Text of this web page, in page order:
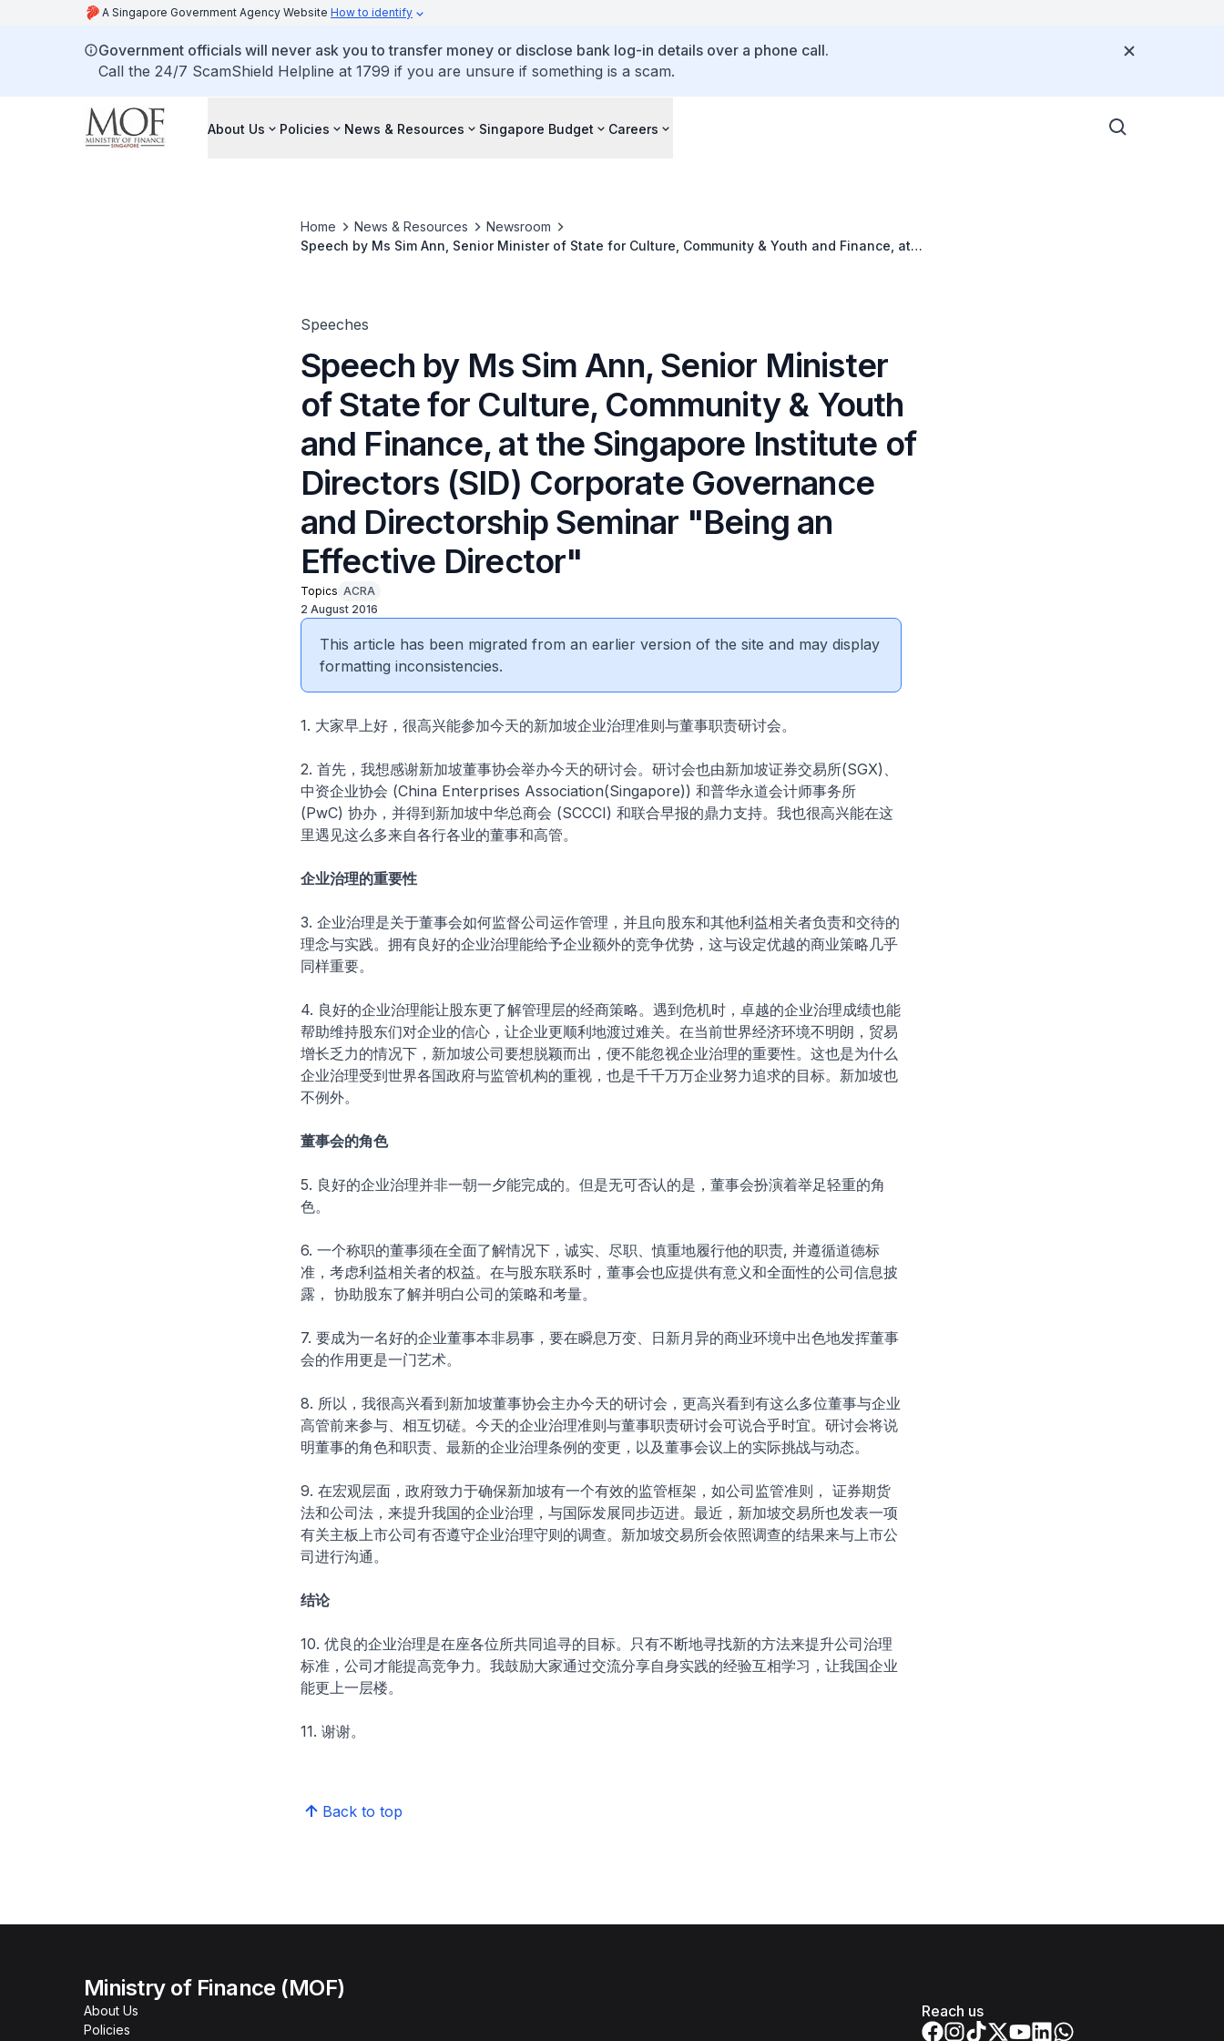
A Singapore Government Agency Website How to identify
Government officials will never ask you to transfer money or disclose bank log-in details over a phone call.
Call the 24/7 ScamShield Helpline at 1799 if you are unsure if something is a scam.
About Us Policies News & Resources Singapore Budget Careers
Home News & Resources
Newsroom
Speech by Ms Sim Ann, Senior Minister of State for Culture, Community & Youth and Finance, at
Speeches
Speech by Ms Sim Ann, Senior Minister
of State for Culture, Community & Youth
and Finance, at the Singapore Institute of
Directors (SID) Corporate Governance
and Directorship Seminar "Being an
Effective Director"
Topics ACRA
2 August 2016
This article has been migrated from an earlier version of the site and may display
formatting inconsistencies.
1. 大家早上好，很高兴能参加今天的新加坡企业治理准则与董事职责研讨会。
2. 首先，我想感谢新加坡董事协会举办今天的研讨会。研讨会也由新加坡证券交易所(SGX)、
中资企业协会 (China Enterprises Association(Singapore)) 和普华永道会计师事务所
(PwC) 协办，并得到新加坡中华总商会 (SCCCI) 和联合早报的鼎力支持。我也很高兴能在这
里遇见这么多来自各行各业的董事和高管。
企业治理的重要性
3. 企业治理是关于董事会如何监督公司运作管理，并且向股东和其他利益相关者负责和交待的
理念与实践。拥有良好的企业治理能给予企业额外的竞争优势，这与设定优越的商业策略几乎
同样重要。
4. 良好的企业治理能让股东更了解管理层的经商策略。遇到危机时，卓越的企业治理成绩也能
帮助维持股东们对企业的信心，让企业更顺利地渡过难关。在当前世界经济环境不明朗，贸易
增长乏力的情况下，新加坡公司要想脱颖而出，便不能忽视企业治理的重要性。这也是为什么
企业治理受到世界各国政府与监管机构的重视，也是千千万万企业努力追求的目标。新加坡也
不例外。
董事会的角色
5. 良好的企业治理并非一朝一夕能完成的。但是无可否认的是，董事会扮演着举足轻重的角
色。
6. 一个称职的董事须在全面了解情况下，诚实、尽职、慎重地履行他的职责, 并遵循道德标
准，考虑利益相关者的权益。在与股东联系时，董事会也应提供有意义和全面性的公司信息披
露， 协助股东了解并明白公司的策略和考量。
7. 要成为一名好的企业董事本非易事，要在瞬息万变、日新月异的商业环境中出色地发挥董事
会的作用更是一门艺术。
8. 所以，我很高兴看到新加坡董事协会主办今天的研讨会，更高兴看到有这么多位董事与企业
高管前来参与、相互切磋。今天的企业治理准则与董事职责研讨会可说合乎时宜。研讨会将说
明董事的角色和职责、最新的企业治理条例的变更，以及董事会议上的实际挑战与动态。
9. 在宏观层面，政府致力于确保新加坡有一个有效的监管框架，如公司监管准则， 证券期货
法和公司法，来提升我国的企业治理，与国际发展同步迈进。最近，新加坡交易所也发表一项
有关主板上市公司有否遵守企业治理守则的调查。新加坡交易所会依照调查的结果来与上市公
司进行沟通。
结论
10. 优良的企业治理是在座各位所共同追寻的目标。只有不断地寻找新的方法来提升公司治理
标准，公司才能提高竞争力。我鼓励大家通过交流分享自身实践的经验互相学习，让我国企业
能更上一层楼。
11. 谢谢。
Back to top
Ministry of Finance (MOF)
About Us
Policies
Reach us